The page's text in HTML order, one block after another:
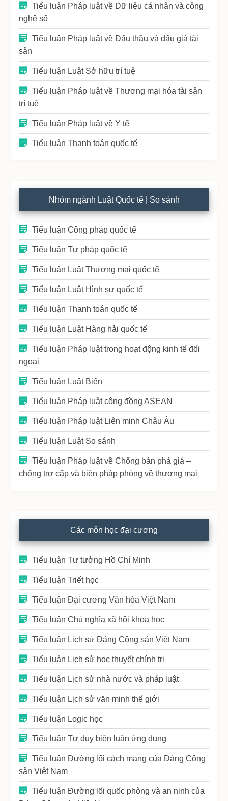
Tiểu luận Pháp luật về Dữ liệu cá nhân và công
nghệ số
Tiểu luận Pháp luật về Đấu thầu và đấu giá tài
sản
Tiểu luận Luật Sở hữu trí tuệ
Tiểu luận Pháp luật về Thương mại hóa tài sản
trí tuệ
Tiểu luận Pháp luật về Y tế
Tiểu luận Thanh toán quốc tế
Nhóm ngành Luật Quốc tế | So sánh
Tiểu luận Công pháp quốc tế
Tiểu luận Tư pháp quốc tế
Tiểu luận Luật Thương mại quốc tế
Tiểu luận Luật Hình sự quốc tế
Tiểu luận Thanh toán quốc tế
Tiểu luận Luật Hàng hải quốc tế
Tiểu luận Pháp luật trong hoạt động kinh tế đối
ngoại
Tiểu luận Luật Biển
Tiểu luận Pháp luật cộng đồng ASEAN
Tiểu luận Pháp luật Liên minh Châu Âu
Tiểu luận Luật So sánh
Tiểu luận Pháp luật về Chống bán phá giá –
chống trợ cấp và biện pháp phòng vệ thương mại
Các môn học đại cương
Tiểu luận Tư tưởng Hồ Chí Minh
Tiểu luận Triết học
Tiểu luận Đại cương Văn hóa Việt Nam
Tiểu luận Chủ nghĩa xã hội khoa học
Tiểu luận Lịch sử Đảng Cộng sản Việt Nam
Tiểu luận Lịch sử học thuyết chính trị
Tiểu luận Lịch sử nhà nước và pháp luật
Tiểu luận Lịch sử văn minh thế giới
Tiểu luận Logic học
Tiểu luận Tư duy biện luận ứng dụng
Tiểu luận Đường lối cách mạng của Đảng Cộng
sản Việt Nam
Tiểu luận Đường lối quốc phòng và an ninh của